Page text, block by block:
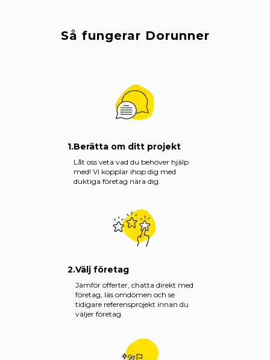
Så fungerar Dorunner
1.Berätta om ditt projekt
Låt oss veta vad du behöver hjälp
med! Vi kopplar ihop dig med
duktiga företag nära dig.
2.Välj företag
Jämför offerter, chatta direkt med
företag, läs omdömen och se
tidigare referensprojekt innan du
väljer företag.